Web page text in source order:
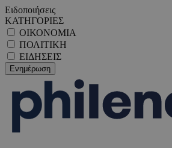
Ειδοποιήσεις
ΚΑΤΗΓΟΡΙΕΣ
ΟΙΚΟΝΟΜΙΑ
ΠΟΛΙΤΙΚΗ
ΕΙΔΗΣΕΙΣ